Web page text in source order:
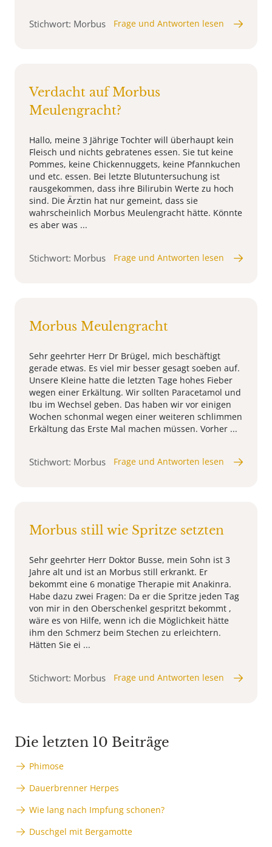
Stichwort: Morbus Frage und Antworten lesen
Verdacht auf Morbus
Meulengracht?
Hallo, meine 3 Jährige Tochter will überhaupt kein
Fleisch und nichts gebratenes essen. Sie tut keine
Pommes, keine Chickennuggets, keine Pfannkuchen
und etc. essen. Bei letzte Blutuntersuchung ist
rausgekommen, dass ihre Bilirubin Werte zu hoch
sind. Die Ärztin hat nur gemeint, dass sie
wahrscheinlich Morbus Meulengracht hätte. Könnte
es aber was ...
Stichwort: Morbus Frage und Antworten lesen
Morbus Meulengracht
Sehr geehrter Herr Dr Brügel, mich beschäftigt
gerade etwas. Es viel mir besser gesagt soeben auf.
Unsere Kleine hatte die letzten Tage hohes Fieber
wegen einer Erkältung. Wir sollten Paracetamol und
Ibu im Wechsel geben. Das haben wir vor einigen
Wochen schonmal wegen einer weiteren schlimmen
Erkältung das Erste Mal machen müssen. Vorher ...
Stichwort: Morbus Frage und Antworten lesen
Morbus still wie Spritze setzten
Sehr geehrter Herr Doktor Busse, mein Sohn ist 3
Jahre alt und ist an Morbus still erkrankt. Er
bekommt eine 6 monatige Therapie mit Anakinra.
Habe dazu zwei Fragen: Da er die Spritze jeden Tag
von mir in den Oberschenkel gespritzt bekommt ,
wäre es von Hilfe, wenn ich die Möglichkeit hätte
ihm den Schmerz beim Stechen zu erleichtern.
Hätten Sie ei ...
Stichwort: Morbus Frage und Antworten lesen
Die letzten 10 Beiträge
Phimose
Dauerbrenner Herpes
Wie lang nach Impfung schonen?
Duschgel mit Bergamotte